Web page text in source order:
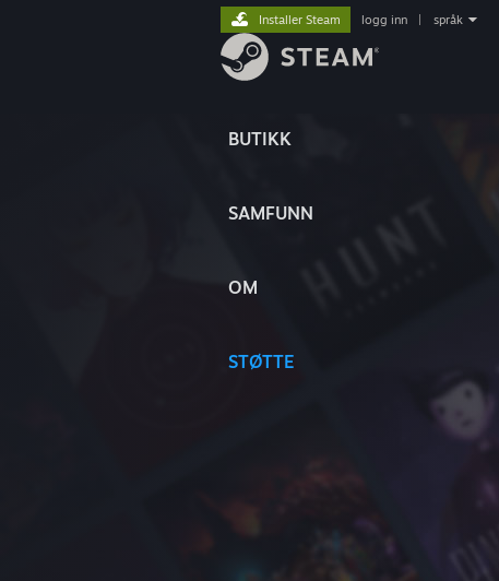
BUTIKK
SAMFUNN
OM
STØTTE
Installer Steam logg inn språk